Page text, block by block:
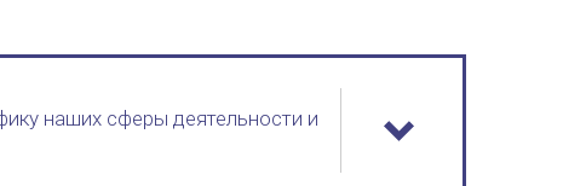
наших сферы деятельности и